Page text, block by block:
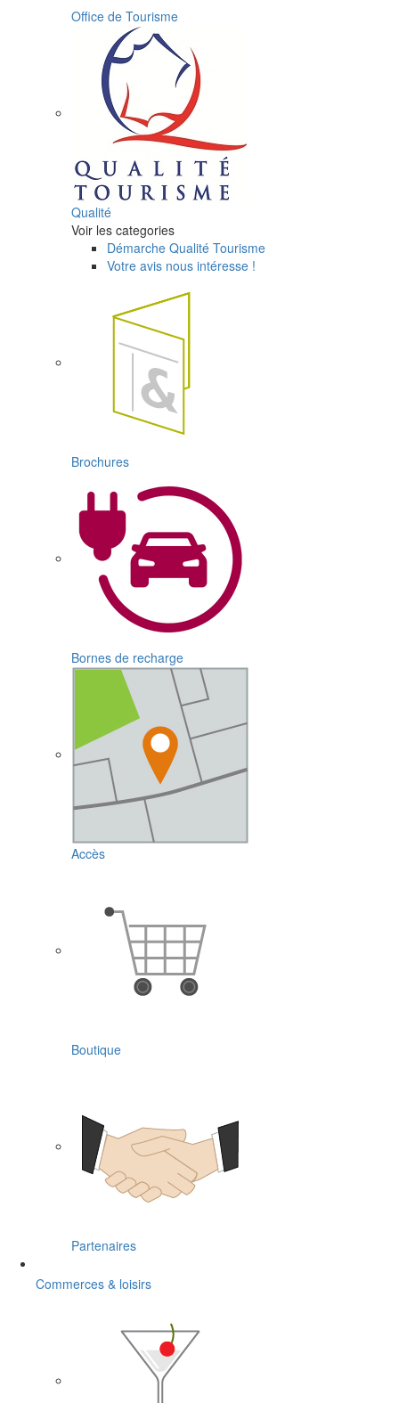
Office de Tourisme
Qualité
Voir les categories
Démarche Qualité Tourisme
Votre avis nous intéresse !
Brochures
Bornes de recharge
Accès
Boutique
Partenaires
Commerces & loisirs